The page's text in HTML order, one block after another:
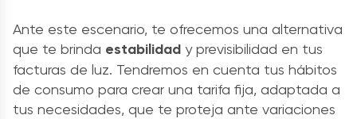
Ante este escenario, te ofrecemos una alternativa
que te brinda estabilidad y previsibilidad en tus
facturas de luz. Tendremos en cuenta tus hábitos
de consumo para crear una tarifa fija, adaptada a
tus necesidades, que te proteja ante variaciones